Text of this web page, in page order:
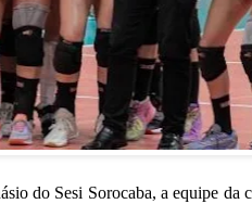
do Sesi Sorocaba, a equipe